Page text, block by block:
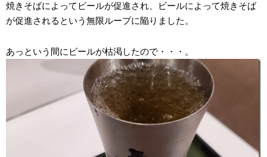
焼きそばによってビールが促進され、ビールによって焼きそば
が促進されるという無限ループに陥りました。
あっという間にビールが枯渇したので・・・。